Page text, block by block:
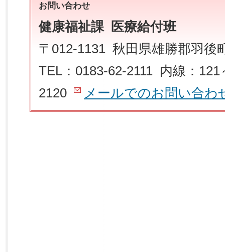
お問い合わせ
健康福祉課 医療給付班
〒012-1131 秋田県雄勝郡羽後
TEL：0183-62-2111 内線：
2120
メールでのお問い合わ